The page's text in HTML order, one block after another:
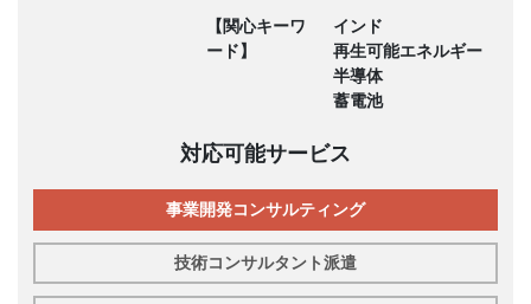
【関心キーワ
ード】
インド
再生可能エネルギー
半導体
蓄電池
対応可能サービス
事業開発コンサルティング
技術コンサルタント派遣